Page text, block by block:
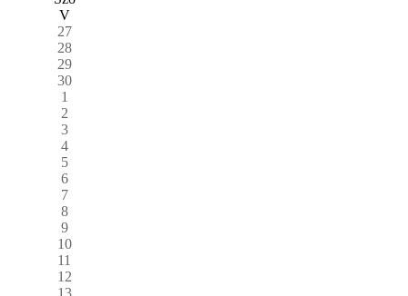
V
27
28
29
30
1
2
3
4
5
6
7
8
9
10
11
12
13